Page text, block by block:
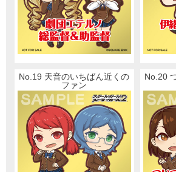
No.19 天音のいちばん近くの
ファン
No.20